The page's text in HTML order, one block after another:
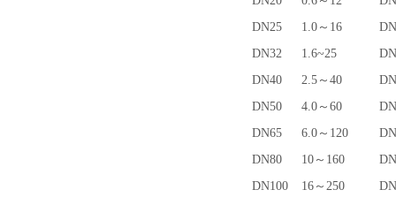
DN25
1.0～16
DN32
1.6~25
DN40
2.5～40
DN50
4.0～60
DN65
6.0～120
DN80
10～160
DN100
16～250